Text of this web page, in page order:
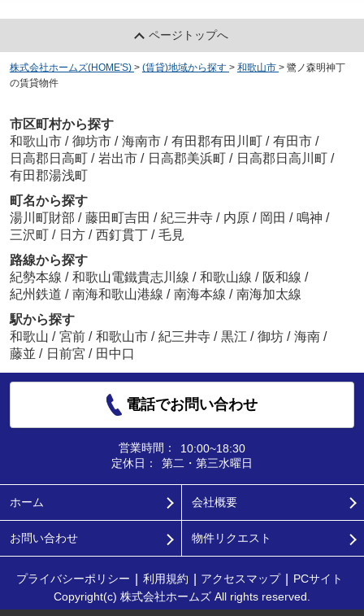
ページトップへ
株式会社ホームズ(HOME'S) > (賃貸)地域から探す > 和歌山市 > 鷺ノ森明神丁
の賃貸物件
市区町村から探す
和歌山市 / 御坊市 / 海南市 / 有田郡有田川町 / 有田市 /
日高郡日高町 / 岩出市 / 日高郡美浜町 / 日高郡日高川町 /
有田郡湯浅町
町名から探す
湯川町財部 / 藤田町吉田 / 紀三井寺 / 内原 / 岡田 / 鳴神 /
三沢町 / 日方 / 西釘貫丁 / 毛見
路線から探す
紀勢本線 / 和歌山電鐵貴志川線 / 和歌山線 / 阪和線 /
紀州鉄道 / 南海和歌山港線 / 南海本線 / 南海加太線
駅から探す
和歌山 / 宮前 / 和歌山市 / 紀三井寺 / 黒江 / 御坊 / 海南 /
藤並 / 日前宮 / 田中口
電話でお問い合わせ
営業時間：
10:00~18:30
定休日：
第二・第三水曜日
ホーム 会社概要
お問い合わせ 物件リクエスト
プライバシーポリシー 利用規約 アクセスマップ
PCサイト
Copyright(c) 株式会社ホームズ All rights reserved.